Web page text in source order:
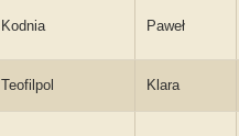
Kodnia Paweł
Teofilpol Klara